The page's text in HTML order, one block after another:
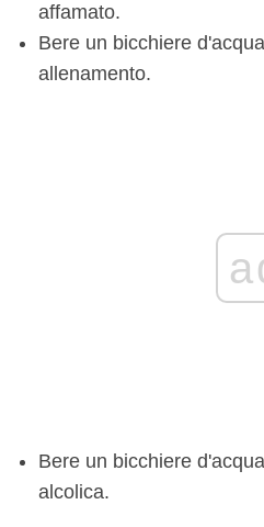
affamato.
Bere un bicchiere
allenamento.
Bere un bicchiere
alcolica.